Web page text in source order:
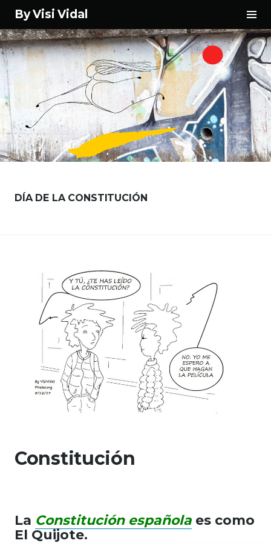
By Visi Vidal
contentDÍA DE LA CONSTITUCIÓN
Constitución
La Constitución española es como
El Quijote.